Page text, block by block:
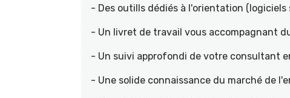
- Des outills dédiés à l'orientation (logiciels
- Un livret de travail vous accompagnant
- Un suivi approfondi de votre consultant
- Une solide connaissance du marché de